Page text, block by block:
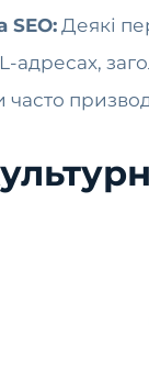
SEO: Деякі
адресах,
часто